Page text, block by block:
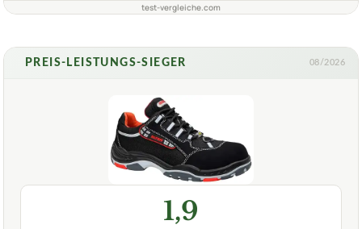
test-vergleiche.com
PREIS-LEISTUNGS-SIEGER 08/2026
1,9